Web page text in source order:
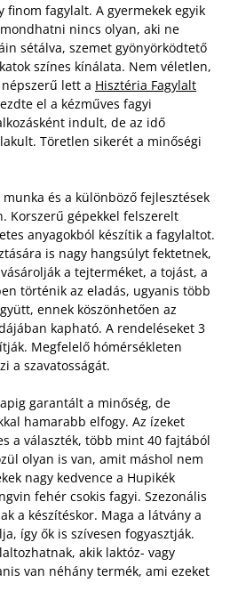
finom fagylalt. A gyermekek egyik
nincs olyan, aki ne
sétálva, szemet gyönyörködtető
színes kínálata. Nem véletlen,
lett a Hisztéria Fagylalt
el a kézműves fagyi
indult, de az idő
Töretlen sikerét a minőségi
és a különböző fejlesztések
Korszerű gépekkel felszerelt
anyagokból készítik a fagylaltot.
is nagy hangsúlyt fektetnek,
a tejterméket, a tojást, a
történik az eladás, ugyanis több
ennek köszönhetően az
kapható. A rendeléseket 3
Megfelelő hómérsékleten
a szavatosságát.
garantált a minőség, de
hamarabb elfogy. Az ízeket
a választék, több mint 40 fajtából
olyan is van, amit máshol nem
nagy kedvence a Hupikék
fehér csokis fagyi. Szezonális
a készítéskor. Maga a látvány a
így ők is szívesen fogyasztják.
akik laktóz- vagy
van néhány termék, ami ezeket